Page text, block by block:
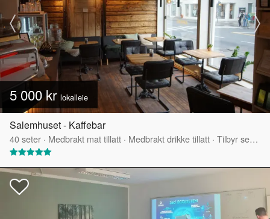
5 000 kr lokalleie
Salemhuset - Kaffebar
40seter · Medbrakt mat tillatt · Medbrakt drikke tillatt · Tilbyr servering